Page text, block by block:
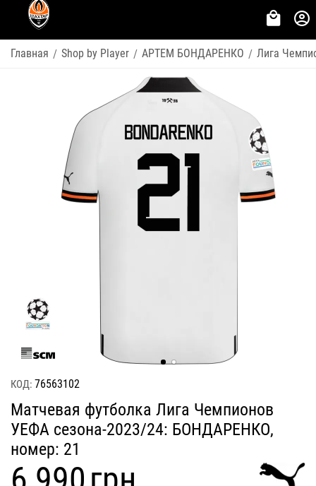
Главная / Shop by Player / АРТЕМ БОНДАРЕНКО / Лига
КОД: 76563102
Матчевая футболка Лига Чемпионов
УЕФА сезона-2023/24: БОНДАРЕНКО,
номер: 21